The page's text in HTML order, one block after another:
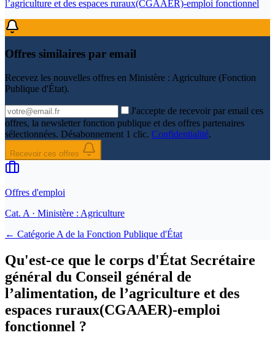
l’agriculture et des espaces ruraux(CGAAER)-emploi fonctionnel
Offres similaires par email
Recevez les nouvelles offres en Ministère : Agriculture (Fonction
Publique d'État).
J'accepte de recevoir par email ces
offres, la newsletter fonction publique et des offres partenaires
sélectionnées. Désabonnement 1 clic. Confidentialité.
Recevoir ces offres
Offres d'emploi
Cat. A · Ministère : Agriculture
← Catégorie A de la Fonction Publique d'État
Qu'est-ce que le corps d'État Secrétaire
général du Conseil général de
l’alimentation, de l’agriculture et des
espaces ruraux(CGAAER)-emploi
fonctionnel ?